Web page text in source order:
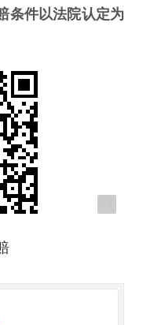
条件以法院认定为